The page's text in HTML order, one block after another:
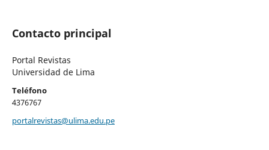
Contacto principal
Portal Revistas
Universidad de Lima
Teléfono
4376767
portalrevistas@ulima.edu.pe